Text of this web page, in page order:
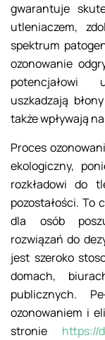
gwarantuje
utleniaczem,
spektrum
ozonowanie
potencjałowi
uszkadzają
także wpływają
Proces
ekologiczny,
rozkładowi do
pozostałości. To
dla osób
rozwiązań do
jest szeroko
domach,
publicznych.
ozonowaniem i
stronie https://